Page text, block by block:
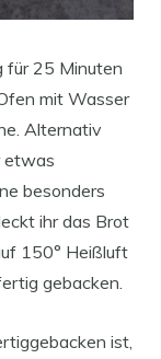
für 25 Minuten
mit Wasser
Alternativ
etwas
besonders
ihr das Brot
150° Heißluft
gebacken.
ist,